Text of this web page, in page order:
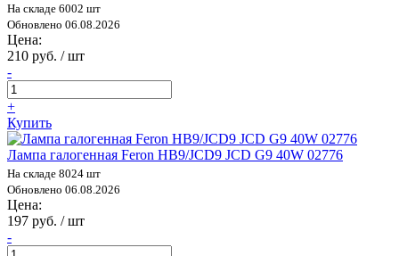
На складе 6002 шт
Обновлено 06.08.2026
Цена:
210 руб. / шт
-
+
Купить
Лампа галогенная Feron HB9/JCD9 JCD G9 40W 02776
На складе 8024 шт
Обновлено 06.08.2026
Цена:
197 руб. / шт
-